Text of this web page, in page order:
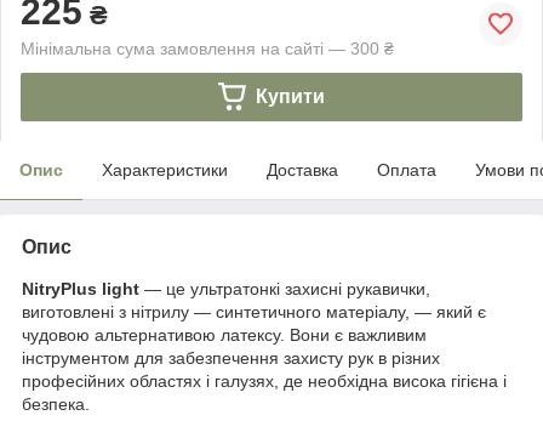
225 ₴
Мінімальна сума замовлення на сайті — 300 ₴
Купити
Опис Характеристики Доставка Оплата Умови
Опис
NitryPlus light — це ультратонкі захисні рукавички,
виготовлені з нітрилу — синтетичного матеріалу, — який є
чудовою альтернативою латексу. Вони є важливим
інструментом для забезпечення захисту рук в різних
професійних областях і галузях, де необхідна висока гігієна і
безпека.